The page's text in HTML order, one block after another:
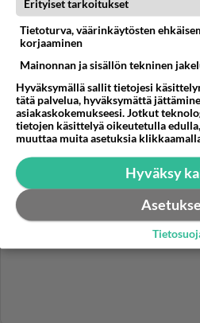
kallista?...
10.10.2024 05:13
Erityiset tarkoitukset
Tietoturva, väärinkäytösten
korjaaminen
Mainonnan ja sisällön tekninen
Hyväksymällä sallit tietojesi
tätä palvelua, hyväksymättä
asiakaskokemukseesi. Jotkut
tietojen käsittelyä oikeutetulla
muuttaa muita asetuksia
Hyväksy